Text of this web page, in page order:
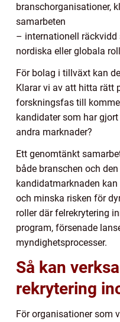
branschorganisationer,
samarbeten
– internationell räckvidd
nordiska eller globala
För bolag i tillväxt kan
Klarar vi av att hitta rätt
forskningsfas till
kandidater som har
andra marknader?
Ett genomtänkt
både branschen och
kandidatmarknaden
och minska risken för
roller där felrekrytering
program, försenade
myndighetsprocesser.
Så kan
rekrytering
För organisationer som